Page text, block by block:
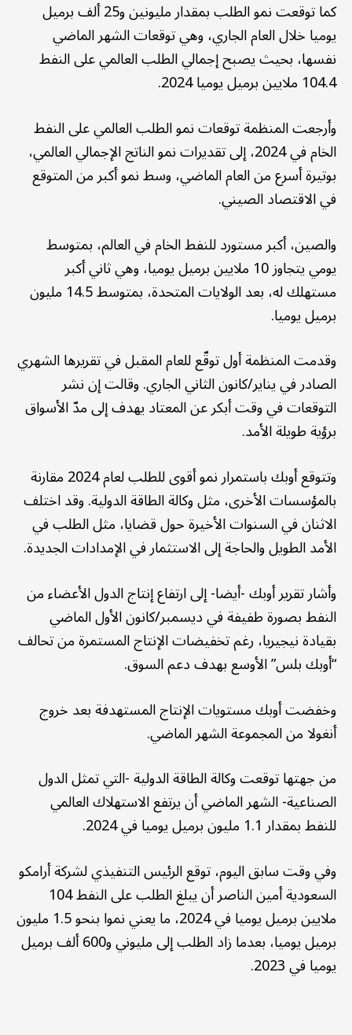
كما توقعت نمو الطلب بمقدار مليونين و25 ألف برميل
يوميا خلال العام الجاري، وهي توقعات الشهر الماضي
نفسها، بحيث يصبح إجمالي الطلب العالمي على النفط
104.4 ملايين برميل يوميا 2024.
وأرجعت المنظمة توقعات نمو الطلب العالمي على النفط
الخام في 2024، إلى تقديرات نمو الناتج الإجمالي العالمي،
بوتيرة أسرع من العام الماضي، وسط نمو أكبر من المتوقع
في الاقتصاد الصيني.
والصين، أكبر مستورد للنفط الخام في العالم، بمتوسط
يومي يتجاوز 10 ملايين برميل يوميا، وهي ثاني أكبر
مستهلك له، بعد الولايات المتحدة، بمتوسط 14.5 مليون
برميل يوميا.
وقدمت المنظمة أول توقّع للعام المقبل في تقريرها الشهري
الصادر في يناير/كانون الثاني الجاري. وقالت إن نشر
التوقعات في وقت أبكر عن المعتاد يهدف إلى مدّ الأسواق
برؤية طويلة الأمد.
وتتوقع أوبك باستمرار نمو أقوى للطلب لعام 2024 مقارنة
بالمؤسسات الأخرى، مثل وكالة الطاقة الدولية. وقد اختلف
الاثنان في السنوات الأخيرة حول قضايا، مثل الطلب في
الأمد الطويل والحاجة إلى الاستثمار في الإمدادات الجديدة.
وأشار تقرير أوبك -أيضا- إلى ارتفاع إنتاج الدول الأعضاء من
النفط بصورة طفيفة في ديسمبر/كانون الأول الماضي
بقيادة نيجيريا، رغم تخفيضات الإنتاج المستمرة من تحالف
“أوبك بلس” الأوسع بهدف دعم السوق.
وخفضت أوبك مستويات الإنتاج المستهدفة بعد خروج
أنغولا من المجموعة الشهر الماضي.
من جهتها توقعت وكالة الطاقة الدولية -التي تمثل الدول
الصناعية- الشهر الماضي أن يرتفع الاستهلاك العالمي
للنفط بمقدار 1.1 مليون برميل يوميا في 2024.
وفي وقت سابق اليوم، توقع الرئيس التنفيذي لشركة أرامكو
السعودية أمين الناصر أن يبلغ الطلب على النفط 104
ملايين برميل يوميا في 2024، ما يعني نموا بنحو 1.5 مليون
برميل يوميا، بعدما زاد الطلب إلى مليوني و600 ألف برميل
يوميا في 2023.